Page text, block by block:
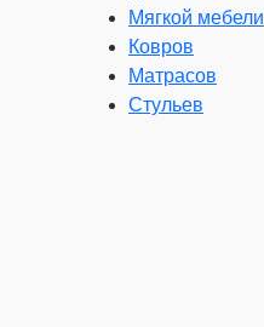
Мягкой мебели
Ковров
Матрасов
Стульев